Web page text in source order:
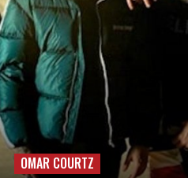
OMAR COURTZ